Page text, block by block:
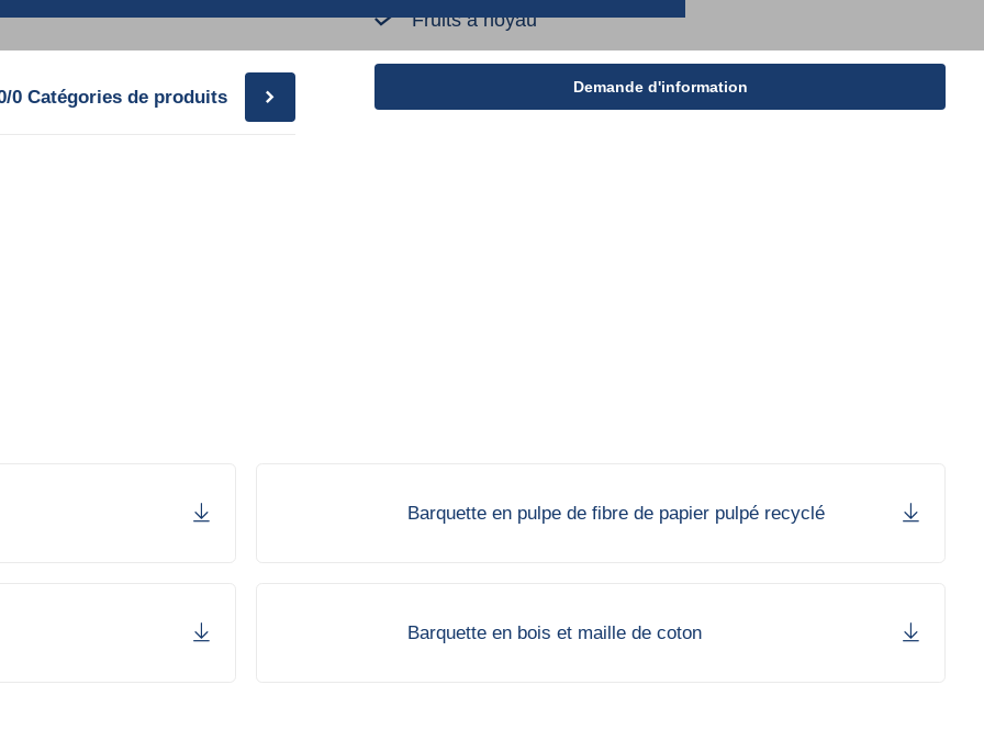
0Catégories de produits
Fruits à noyau
Demande d'information
Barquette en pulpe de fibre de papier pulpé recyclé
Barquette en bois et maille de coton